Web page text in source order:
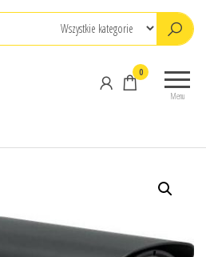
Menu
0